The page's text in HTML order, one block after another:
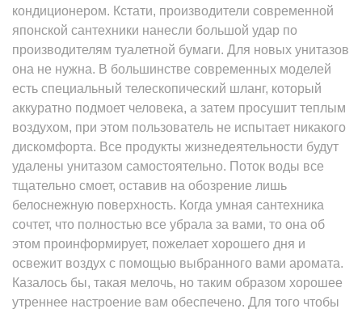
кондиционером. Кстати, производители современной
японской сантехники нанесли большой удар по
производителям туалетной бумаги. Для новых унитазов
она не нужна. В большинстве современных моделей
есть специальный телескопический шланг, который
аккуратно подмоет человека, а затем просушит теплым
воздухом, при этом пользователь не испытает никакого
дискомфорта. Все продукты жизнедеятельности будут
удалены унитазом самостоятельно. Поток воды все
тщательно смоет, оставив на обозрение лишь
белоснежную поверхность. Когда умная сантехника
сочтет, что полностью все убрала за вами, то она об
этом проинформирует, пожелает хорошего дня и
освежит воздух с помощью выбранного вами аромата.
Казалось бы, такая мелочь, но таким образом хорошее
утреннее настроение вам обеспечено. Для того чтобы